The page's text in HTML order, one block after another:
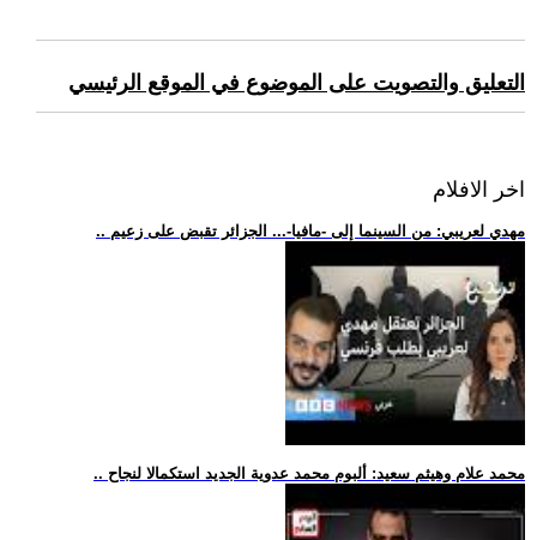
التعليق والتصويت على الموضوع في الموقع الرئيسي
اخر الافلام
.. مهدي لعريبي: من السينما إلى -مافيا-... الجزائر تقبض على زعيم
.. محمد علام وهيثم سعيد: ألبوم محمد عدوية الجديد استكمالا لنجاح